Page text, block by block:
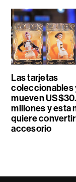
Las tarjetas
coleccionables
mueven
millones y esta
quiere
accesorio